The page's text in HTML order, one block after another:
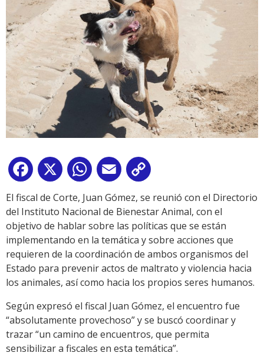
Facebook
X WhatsApp
Email
Link
El fiscal de Corte, Juan Gómez, se reunió con el Directorio
del Instituto Nacional de Bienestar Animal, con el
objetivo de hablar sobre las políticas que se están
implementando en la temática y sobre acciones que
requieren de la coordinación de ambos organismos del
Estado para prevenir actos de maltrato y violencia hacia
los animales, así como hacia los propios seres humanos.
Según expresó el fiscal Juan Gómez, el encuentro fue
“absolutamente provechoso” y se buscó coordinar y
trazar “un camino de encuentros, que permita
sensibilizar a fiscales en esta temática”.